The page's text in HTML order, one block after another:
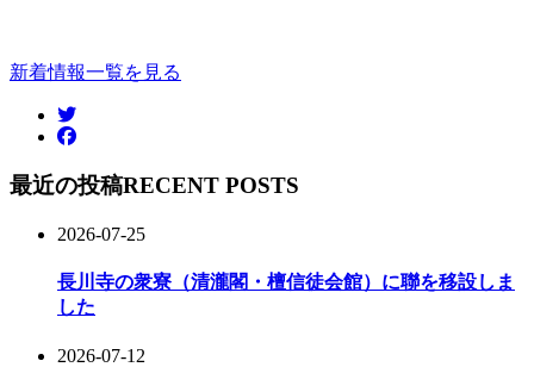
新着情報一覧を見る
最近の投稿RECENT POSTS
2026-07-25
長川寺の衆寮（清瀧閣・檀信徒会館）に聯を移設しま
した
2026-07-12